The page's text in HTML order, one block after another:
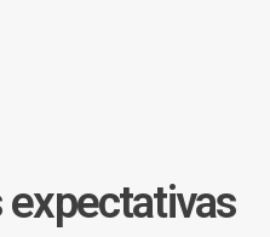
expectativas